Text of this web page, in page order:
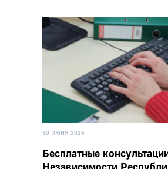
30 ИЮНЯ 2026
Бесплатные